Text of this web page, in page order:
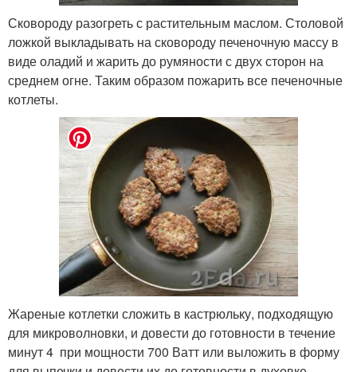
Сковороду разогреть с растительным маслом. Столовой
ложкой выкладывать на сковороду печеночную массу в
виде оладий и жарить до румяности с двух сторон на
среднем огне. Таким образом пожарить все печеночные
котлеты.
Жареные котлетки сложить в кастрюльку, подходящую
для микроволновки, и довести до готовности в течение
минут 4 при мощности 700 Ватт или выложить в форму